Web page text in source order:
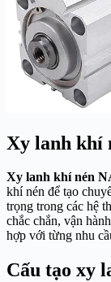
Xy lanh khí
Xy lanh khí nén
khí nén để tạo
trọng trong các hệ
chắc chắn, vận
hợp với từng nhu
Cấu tạo xy